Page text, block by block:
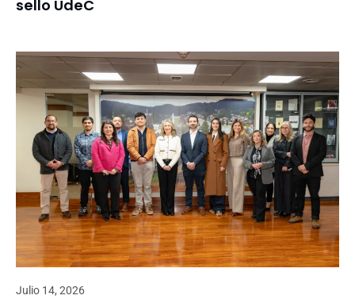
sello UdeC
Julio 14, 2026